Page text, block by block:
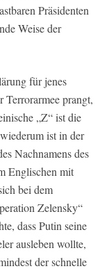
Präsidenten
Weise der
für jenes
Terrorarmee prangt,
„Z“ ist die
ist in der
Nachnamens des
Englischen mit
bei dem
Zelensky“
dass Putin seine
ausleben wollte,
der schnelle